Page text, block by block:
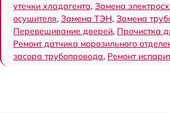
утечки хладагента, Замена
осушителя, Замена ТЭН, Замена
Перевешивание дверей, Прочистка
Ремонт датчика морозильного
засора трубопровода, Ремонт